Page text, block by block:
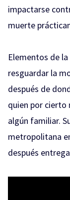
impactarse
muerte
Elementos de
resguardar la
después de
quien por cierto
algún familiar.
metropolitana
después